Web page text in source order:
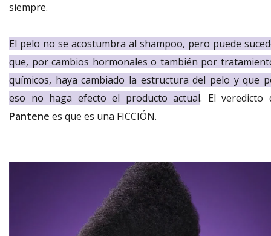
siempre.
El pelo no se acostumbra al shampoo, pero puede
que, por cambios hormonales o también por
químicos, haya cambiado la estructura del pelo y que
eso no haga efecto el producto actual. El veredicto
Pantene es que es una FICCIÓN.